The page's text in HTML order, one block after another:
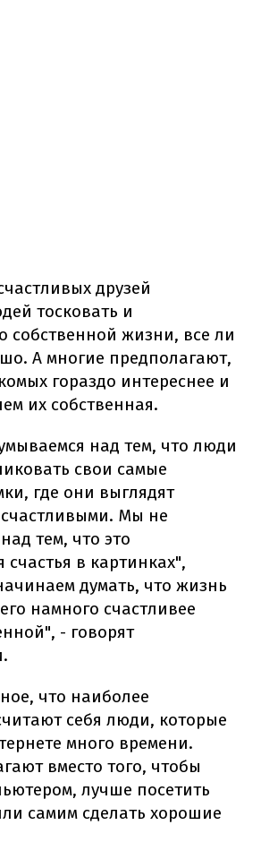
друзей
тосковать и
собственной жизни, все ли
А многие предполагают,
гораздо интереснее и
их собственная.
над тем, что люди
свои самые
где они выглядят
Мы не
тем, что это
в картинках",
думать, что жизнь
намного счастливее
- говорят
что наиболее
себя люди, которые
много времени.
вместо того, чтобы
лучше посетить
самим сделать хорошие